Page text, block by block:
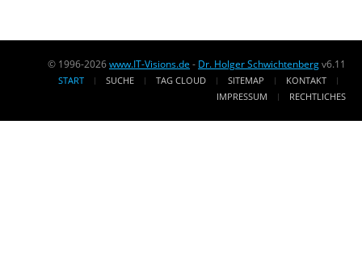
© 1996-2026www.IT-Visions.de - Dr. Holger Schwichtenbergv6.11
START SUCHE TAG CLOUD SITEMAP
KONTAKT
IMPRESSUM
RECHTLICHES